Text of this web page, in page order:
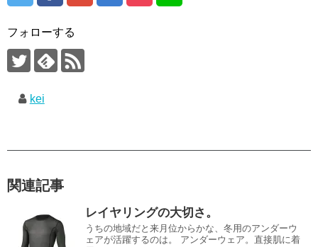
フォローする
kei
関連記事
レイヤリングの大切さ。
うちの地域だと来月位からかな、冬用のアンダーウ
ェアが活躍するのは。 アンダーウェア。直接肌に着